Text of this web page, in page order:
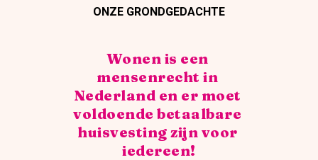
ONZE GRONDGEDACHTE
Wonen is een
mensenrecht in
Nederland en er moet
voldoende betaalbare
huisvesting zijn voor
iedereen!